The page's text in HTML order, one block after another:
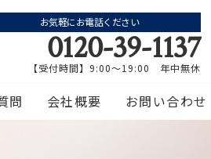
お気軽にお電話ください
0120-39-1137
【受付時間】9:00～19:00 年中無休
問 会社概要 お問い合わせ